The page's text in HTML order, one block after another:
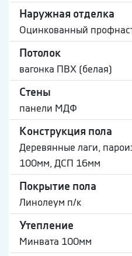
Наружная отделка
Оцинкованный
Потолок
вагонка ПВХ (белая)
Стены
панели МДФ
Конструкция пола
Деревянные лаги,
100мм, ДСП 16мм
Покрытие пола
Линолеум п/к
Утепление
Минвата 100мм